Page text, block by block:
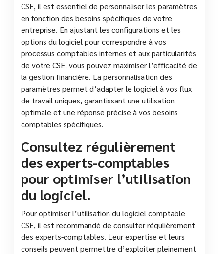
CSE, il est essentiel de personnaliser les paramètres
en fonction des besoins spécifiques de votre
entreprise. En ajustant les configurations et les
options du logiciel pour correspondre à vos
processus comptables internes et aux particularités
de votre CSE, vous pouvez maximiser l’efficacité de
la gestion financière. La personnalisation des
paramètres permet d’adapter le logiciel à vos flux
de travail uniques, garantissant une utilisation
optimale et une réponse précise à vos besoins
comptables spécifiques.
Consultez régulièrement
des experts-comptables
pour optimiser l’utilisation
du logiciel.
Pour optimiser l’utilisation du logiciel comptable
CSE, il est recommandé de consulter régulièrement
des experts-comptables. Leur expertise et leurs
conseils peuvent permettre d’exploiter pleinement